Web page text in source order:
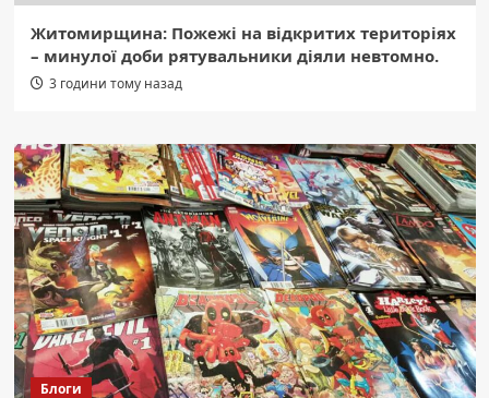
Житомирщина: Пожежі на відкритих територіях
– минулої доби рятувальники діяли невтомно.
3 години тому назад
Блоги